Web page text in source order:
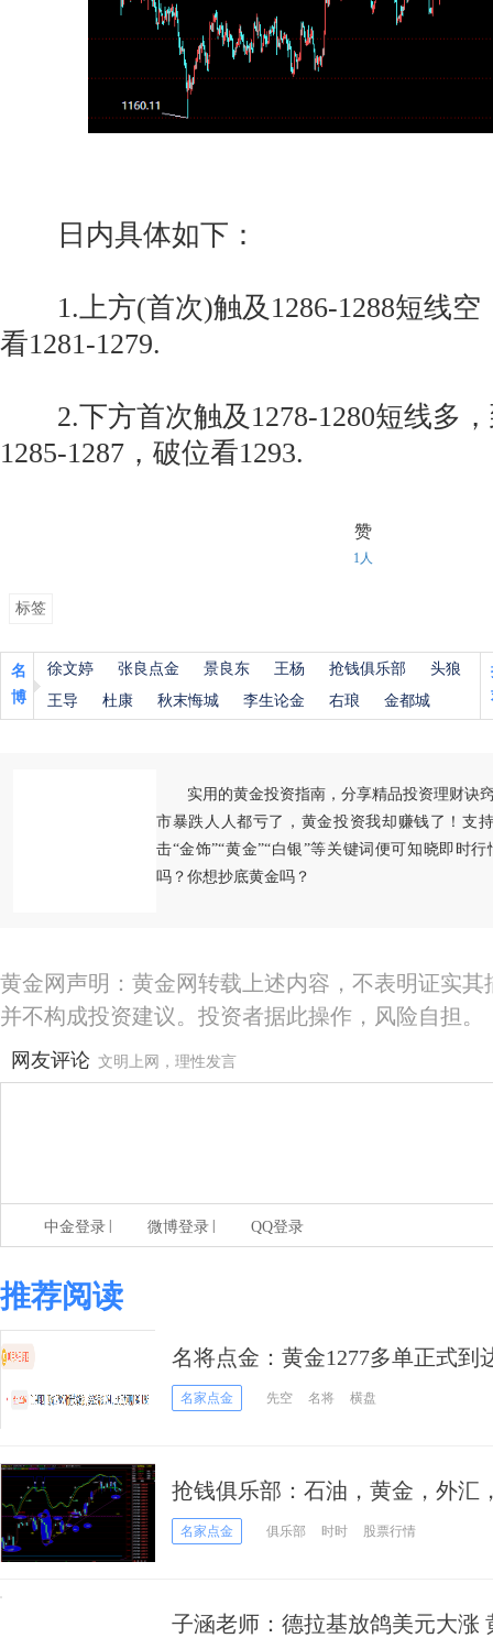
日内具体如下：
1.上方(首次)触及1286-1288短线空
看1281-1279.
2.下方首次触及1278-1280短线多，
1285-1287，破位看1293.
赞
1人
标签
名
博
徐文婷 张良点金 景良东 王杨 抢钱俱乐部
头狼
王导
杜康 秋末悔城 李生论金 右琅 金都城
实用的黄金投资指南，分享精品投资理财诀
市暴跌人人都亏了，黄金投资我却赚钱了！支
击“金饰”“黄金”“白银”等关键词便可知晓即时
吗？你想抄底黄金吗？
黄金网声明：黄金网转载上述内容，不表明证实
并不构成投资建议。投资者据此操作，风险自担。
网友评论 文明上网，理性发言
中金登录 微博登录 QQ登录
推荐阅读
名将点金：黄金1277多单正式到
多名家点金 先空 名将 横盘
抢钱俱乐部：石油，黄金，外汇
名家点金 俱乐部 时时 股票行情
子涵老师：德拉基放鸽美元大涨